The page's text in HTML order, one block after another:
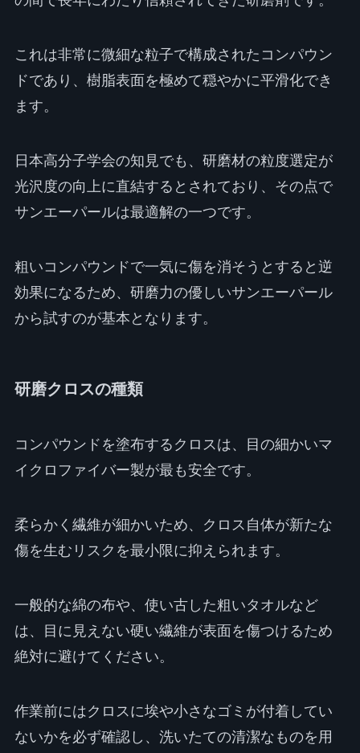
これは非常に微細な粒子で構成されたコンパウン
ドであり、樹脂表面を極めて穏やかに平滑化でき
ます。
日本高分子学会の知見でも、研磨材の粒度選定が
光沢度の向上に直結するとされており、その点で
サンエーパールは最適解の一つです。
粗いコンパウンドで一気に傷を消そうとすると逆
効果になるため、研磨力の優しいサンエーパール
から試すのが基本となります。
研磨クロスの種類
コンパウンドを塗布するクロスは、目の細かいマ
イクロファイバー製が最も安全です。
柔らかく繊維が細かいため、クロス自体が新たな
傷を生むリスクを最小限に抑えられます。
一般的な綿の布や、使い古した粗いタオルなど
は、目に見えない硬い繊維が表面を傷つけるため
絶対に避けてください。
作業前にはクロスに埃や小さなゴミが付着してい
ないかを必ず確認し、洗いたての清潔なものを用